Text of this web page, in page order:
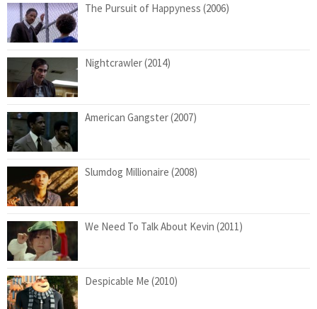
The Pursuit of Happyness (2006)
Nightcrawler (2014)
American Gangster (2007)
Slumdog Millionaire (2008)
We Need To Talk About Kevin (2011)
Despicable Me (2010)